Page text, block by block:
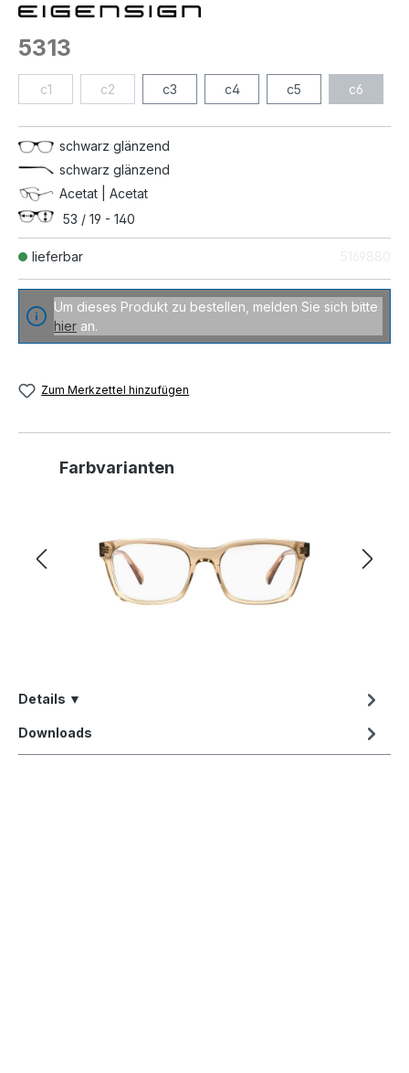
lieferbar
5313
c1 c2 c3 c4 c5 c6
schwarz glänzend
schwarz glänzend
Acetat | Acetat
53 / 19 - 140
Um dieses Produkt zu bestellen, melden Sie sich bitte
hier an.
Zum Merkzettel hinzufügen
Produktgalerie überspringen
Farbvarianten
Details ▼
Downloads